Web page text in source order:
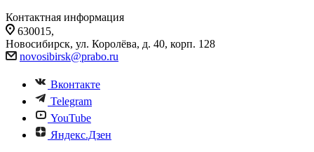
Контактная информация
630015,
Новосибирск, ул. Королёва, д. 40, корп. 128
novosibirsk@prabo.ru
Вконтакте
Telegram
YouTube
Яндекс.Дзен